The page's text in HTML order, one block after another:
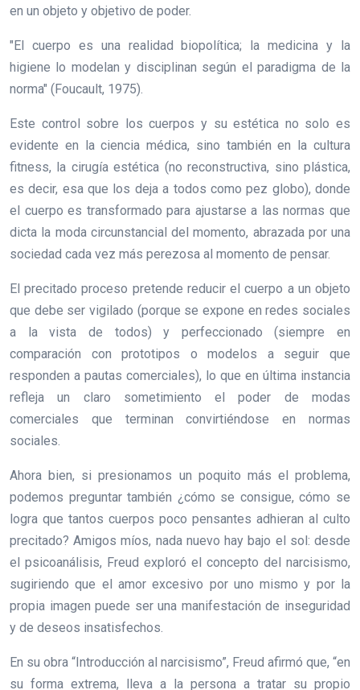
en un objeto y objetivo de poder.
"El cuerpo es una realidad biopolítica; la medicina y la
higiene lo modelan y disciplinan según el paradigma de la
norma" (Foucault, 1975).
Este control sobre los cuerpos y su estética no solo es
evidente en la ciencia médica, sino también en la cultura
fitness, la cirugía estética (no reconstructiva, sino plástica,
es decir, esa que los deja a todos como pez globo), donde
el cuerpo es transformado para ajustarse a las normas que
dicta la moda circunstancial del momento, abrazada por una
sociedad cada vez más perezosa al momento de pensar.
El precitado proceso pretende reducir el cuerpo a un objeto
que debe ser vigilado (porque se expone en redes sociales
a la vista de todos) y perfeccionado (siempre en
comparación con prototipos o modelos a seguir que
responden a pautas comerciales), lo que en última instancia
refleja un claro sometimiento el poder de modas
comerciales que terminan convirtiéndose en normas
sociales.
Ahora bien, si presionamos un poquito más el problema,
podemos preguntar también ¿cómo se consigue, cómo se
logra que tantos cuerpos poco pensantes adhieran al culto
precitado? Amigos míos, nada nuevo hay bajo el sol: desde
el psicoanálisis, Freud exploró el concepto del narcisismo,
sugiriendo que el amor excesivo por uno mismo y por la
propia imagen puede ser una manifestación de inseguridad
y de deseos insatisfechos.
En su obra “Introducción al narcisismo”, Freud afirmó que, “en
su forma extrema, lleva a la persona a tratar su propio